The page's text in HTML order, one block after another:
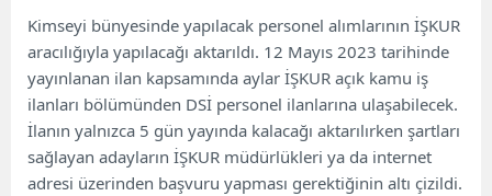
Kimseyi bünyesinde yapılacak personel alımlarının İŞKUR
aracılığıyla yapılacağı aktarıldı. 12 Mayıs 2023 tarihinde
yayınlanan ilan kapsamında aylar İŞKUR açık kamu iş
ilanları bölümünden DSİ personel ilanlarına ulaşabilecek.
İlanın yalnızca 5 gün yayında kalacağı aktarılırken şartları
sağlayan adayların İŞKUR müdürlükleri ya da internet
adresi üzerinden başvuru yapması gerektiğinin altı çizildi.